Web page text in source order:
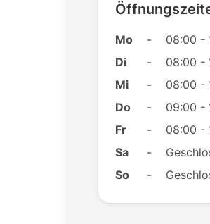
Mo -
08:00 -
Di
-
08:00 -
Mi
-
08:00 -
Do
-
09:00 -
Fr
-
08:00 -
Sa
-
So
-